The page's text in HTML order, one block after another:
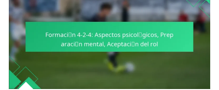
Comunicación